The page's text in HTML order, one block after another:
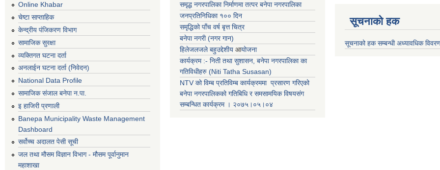
Online Khabar
चेष्टा साप्ताहिक
केन्द्रीय पंजिकरण विभाग
सामाजिक सुरक्षा
व्यक्तिगत घटना दर्ता
अनलाईन घटना दर्ता (निवेदन)
National Data Profile
सामाजिक संजाल बनेपा न.पा.
इ हाजिरी प्रणाली
Banepa Municipality Waste Management
Dashboard
सर्वोच्च अदालत पेसी सूची
जल तथा मौसम विज्ञान विभाग - मौसम पूर्वानुमान
महाशाखा
समृद्ध नगरपालिका निर्माणमा तत्पर बनेपा नगरपालिका
जनप्रतिनिधिका १०० दिन
समृद्धिको पाँच वर्ष बृत्त चित्र
बनेपा नगरी (नगर गान)
हिलेजलजले बहुउद्देशीय आयोजना
कार्यक्रम :- निती तथा सुशासन, बनेपा नगरपालिका का
गतिविधीहरु (Niti Tatha Susasan)
NTV को विम्ब प्रतिविम्ब कार्यक्रममा प्रसारण गरिएको
बनेपा नगरपालिकको गतिबिधि र समसामयिक विषयसंग
सम्बन्धित कार्यक्रम । २०७५।०५।०४
सूचनाको हक
सूचनाको हक सम्बन्धी अध्यावधिक